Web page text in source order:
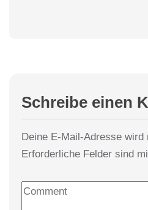
Schreibe einen
Deine E-Mail-Adresse
Erforderliche Felder sind